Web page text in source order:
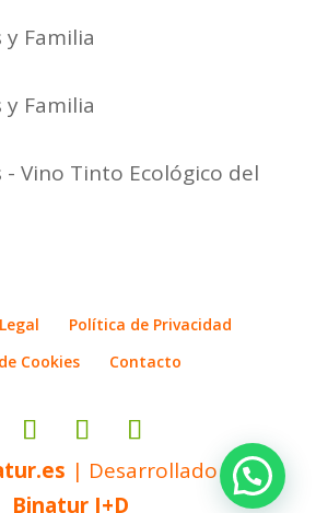
Política de Privacidad
Cookies
Contacto
| Desarrollado por
Binatur I+D